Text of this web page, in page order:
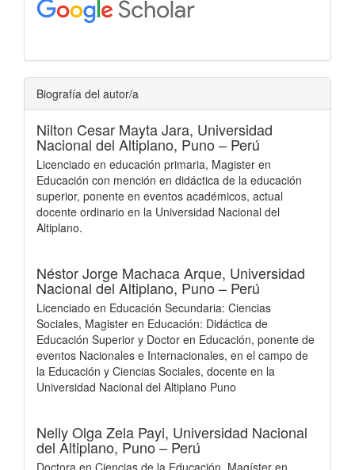
Biografía del autor/a
Nilton Cesar Mayta Jara, Universidad
Nacional del Altiplano, Puno – Perú
Licenciado en educación primaria, Magister en
Educación con mención en didáctica de la educación
superior, ponente en eventos académicos, actual
docente ordinario en la Universidad Nacional del
Altiplano.
Néstor Jorge Machaca Arque, Universidad
Nacional del Altiplano, Puno – Perú
Licenciado en Educación Secundaria: Ciencias
Sociales, Magister en Educación: Didáctica de
Educación Superior y Doctor en Educación, ponente de
eventos Nacionales e Internacionales, en el campo de
la Educación y Ciencias Sociales, docente en la
Universidad Nacional del Altiplano Puno
Nelly Olga Zela Payi, Universidad Nacional
del Altiplano, Puno – Perú